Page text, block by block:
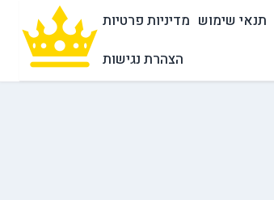
תנאי שימוש מדיניות פרטיות
הצהרת נגישות